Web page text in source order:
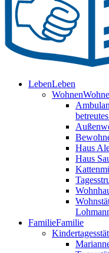
LebenLeben
Wohnen
Haus
Haus
FamilieFamilie